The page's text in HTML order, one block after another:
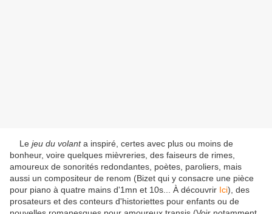
Le jeu du volanta inspiré, certes avec plus ou moins de
bonheur, voire quelques mièvreries, des faiseurs de rimes,
amoureux de sonorités redondantes, poètes, paroliers, mais
aussi un compositeur de renom (Bizet qui y consacre une pièce
pour piano à quatre mains d'1mn et 10s... À découvrir Ici), des
prosateurs et des conteurs d'historiettes pour enfants ou de